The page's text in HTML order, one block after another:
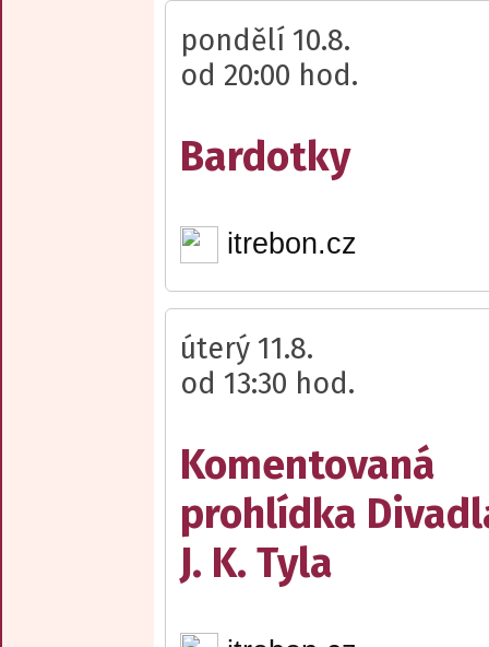
pondělí 10.8.
od 20:00 hod.
Bardotky
itrebon.cz
úterý 11.8.
od 13:30 hod.
Komentovaná
prohlídka
J. K. Tyla